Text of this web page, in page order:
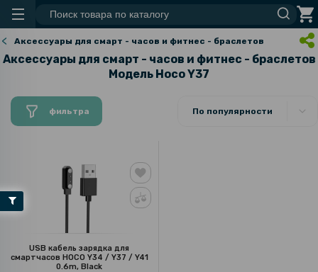
Аксессуары для смарт - часов и фитнес - браслетов
Аксессуары для смарт - часов и фитнес - браслетов
Модель Hoco Y37
фильтра По популярности
USB кабель зарядка для
смартчасов HOCO Y34 / Y37 / Y41
0.6m, Black